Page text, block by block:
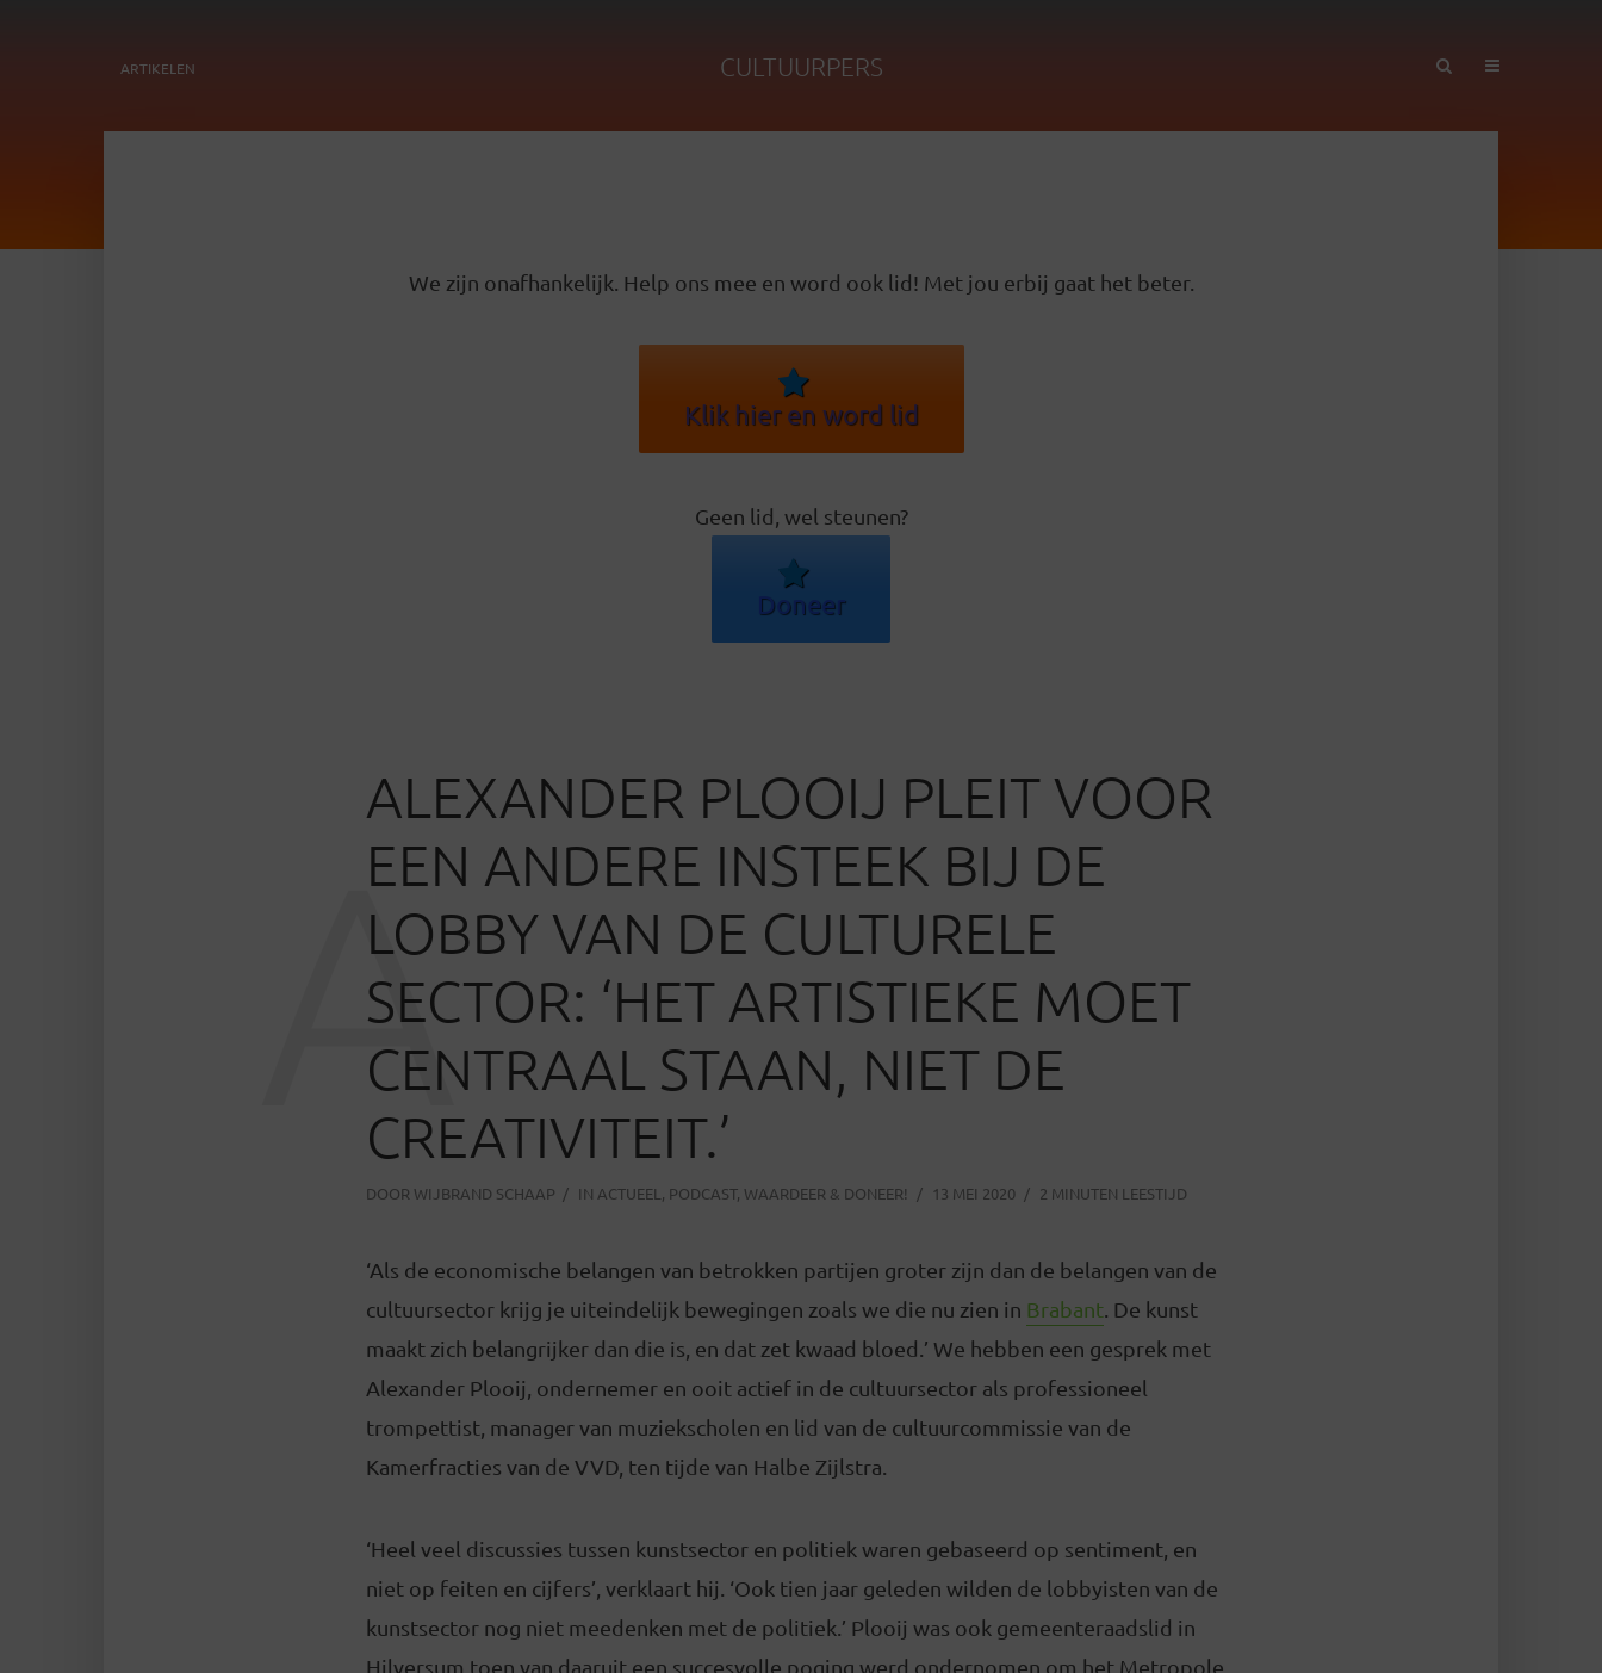
ARTIKELEN CULTUURPERS
We zijn onafhankelijk. Help ons mee en word ook lid! Met jou erbij gaat het beter.
Klik hier en word lid
Geen lid, wel steunen?
Doneer
ALEXANDER PLOOIJ PLEIT VOOR
EEN ANDERE INSTEEK BIJ DE
LOBBY VAN DE CULTURELE
SECTOR: ‘HET ARTISTIEKE MOET
CENTRAAL STAAN, NIET DE
CREATIVITEIT.’
DOOR WIJBRAND SCHAAP IN ACTUEEL , PODCAST, WAARDEER & DONEER! 13 MEI 2020 2 MINUTEN LEESTIJD
A
‘Als de economische belangen van betrokken partijen groter zijn dan de belangen van de
cultuursector krijg je uiteindelijk bewegingen zoals we die nu zien in Brabant. De kunst
maakt zich belangrijker dan die is, en dat zet kwaad bloed.’ We hebben een gesprek met
Alexander Plooij, ondernemer en ooit actief in de cultuursector als professioneel
trompettist, manager van muziekscholen en lid van de cultuurcommissie van de
Kamerfracties van de VVD, ten tijde van Halbe Zijlstra.
‘Heel veel discussies tussen kunstsector en politiek waren gebaseerd op sentiment, en
niet op feiten en cijfers’, verklaart hij. ‘Ook tien jaar geleden wilden de lobbyisten van de
kunstsector nog niet meedenken met de politiek.’ Plooij was ook gemeenteraadslid in
Hilversum toen van daaruit een succesvolle poging werd ondernomen om het Metropole